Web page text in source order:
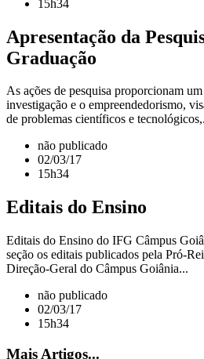
15h34
Apresentação da
Graduação
As ações de pesquisa proporcionam
investigação e o empreendedorismo,
de problemas científicos e
não publicado
02/03/17
15h34
Editais do Ensino
Editais do Ensino do IFG Câmpus
seção os editais publicados pela Pró-
Direção-Geral do Câmpus Goiânia...
não publicado
02/03/17
15h34
Mais Artigos...